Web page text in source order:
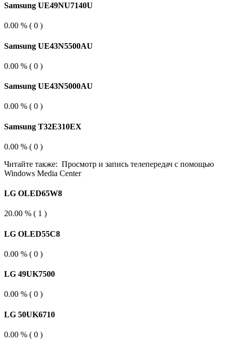
Samsung UE49NU7140U
0.00 % ( 0 )
Samsung UE43N5500AU
0.00 % ( 0 )
Samsung UE43N5000AU
0.00 % ( 0 )
Samsung T32E310EX
0.00 % ( 0 )
Читайте также: Просмотр и запись телепередач с помощью
Windows Media Center
LG OLED65W8
20.00 % ( 1 )
LG OLED55C8
0.00 % ( 0 )
LG 49UK7500
0.00 % ( 0 )
LG 50UK6710
0.00 % ( 0 )